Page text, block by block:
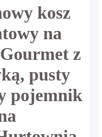
kosz
na
z
pusty
pojemnik